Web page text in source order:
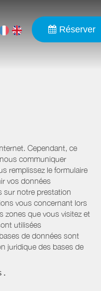
Réserver
Cependant, ce
communiquer
remplissez le formulaire
vos données
sur notre prestation
vous concernant lors
zones que vous visitez et
utilisées
de données sont
juridique des bases de
.